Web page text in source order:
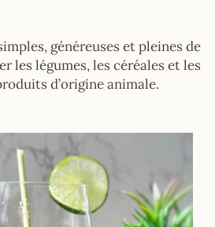
généreuses et pleines de
les légumes, les céréales et les
d’origine animale.